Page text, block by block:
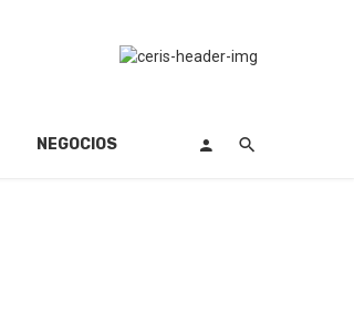
NEGOCIOS